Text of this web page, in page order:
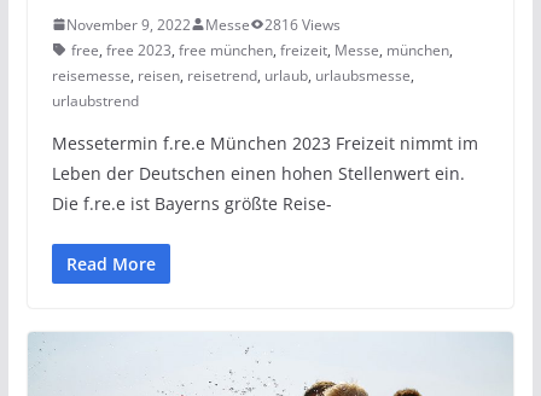
November 9, 2022 Messe
2816 Views
free, free 2023, free münchen, freizeit, Messe, münchen,
reisemesse, reisen, reisetrend, urlaub, urlaubsmesse,
urlaubstrend
Messetermin f.re.e München 2023 Freizeit nimmt im
Leben der Deutschen einen hohen Stellenwert ein.
Die f.re.e ist Bayerns größte Reise-
Read More